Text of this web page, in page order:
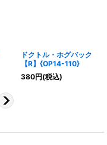
ドクトル・ホグバック
【R】{OP14-110}
380円(税込)